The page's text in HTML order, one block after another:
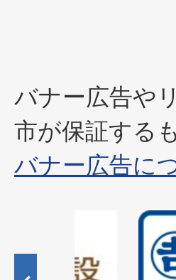
バナー広告や
市が保証する
バナー広告に
2
枚